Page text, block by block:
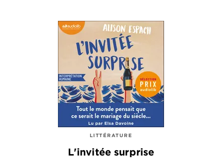
LITTÉRATURE
L'invitée surprise